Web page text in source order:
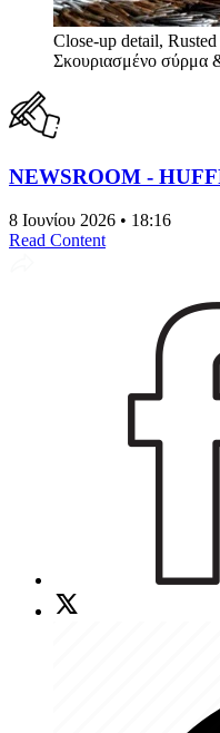
Close-up detail,
Σκουριασμένο σύρμα
NEWSROOM -
8 Ιουνίου 2026 • 18:16
Read Content